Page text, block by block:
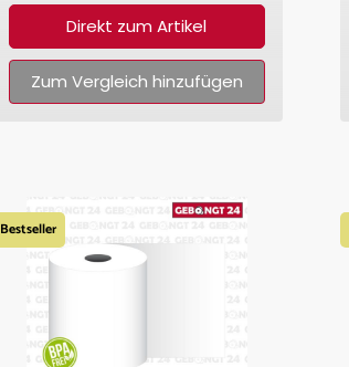
Direkt zum Artikel
Zum Vergleich hinzufügen
Bestseller